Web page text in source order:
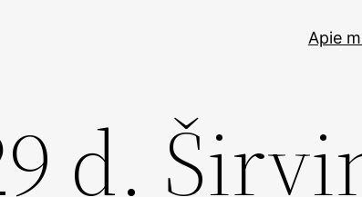
Apie
d.